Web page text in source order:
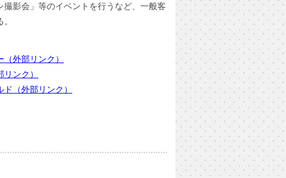
撮影会」等のイベントを行うなど、一般客
外部リンク）
ンク）
（外部リンク）